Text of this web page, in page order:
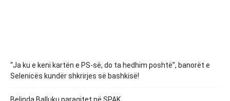
“Ja ku e keni kartën e PS-së, do ta hedhim poshtë”, banorët e
Selenicës kundër shkrirjes së bashkisë!